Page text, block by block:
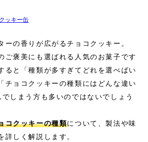
ッキー缶
ーの香りが広がるチョコクッキー。
ご褒美にも選ばれる人気のお菓子です
ると「種類が多すぎてどれを選べばい
チョコクッキーの種類にはどんな違い
しまう方も多いのではないでしょう
コクッキーの種類について、製法や味
詳しく解説します。